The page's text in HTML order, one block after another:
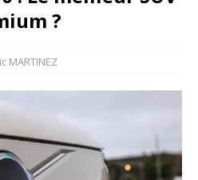
?
MARTINEZ